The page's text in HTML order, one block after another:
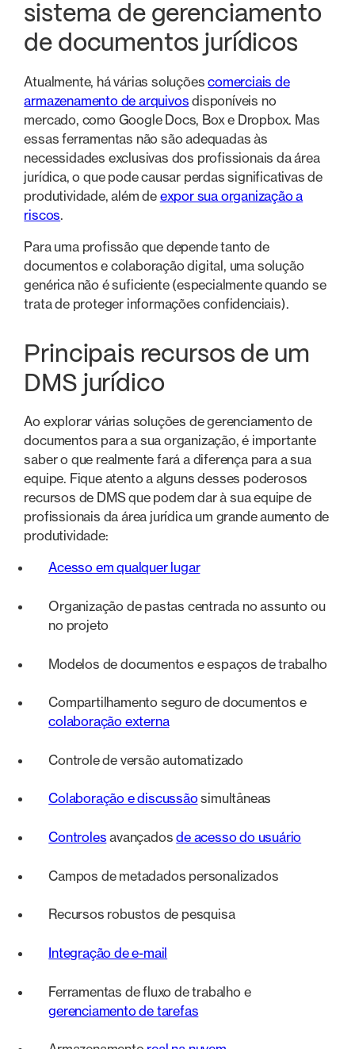
sistema de gerenciamento
de documentos jurídicos
Atualmente, há várias soluçõescomerciais de
armazenamento de arquivos disponíveis no
mercado, como Google Docs, Box e Dropbox. Mas
essas ferramentas não são adequadas às
necessidades exclusivas dos profissionais da área
jurídica, o que pode causar perdas significativas de
produtividade, além de expor sua organização a
riscos.
Para uma profissão que depende tanto de
documentos e colaboração digital, uma solução
genérica não é suficiente (especialmente quando se
trata de proteger informações confidenciais).
Principais recursos de um
DMS jurídico
Ao explorar várias soluções de gerenciamento de
documentos para a sua organização, é importante
saber o que realmente fará a diferença para a sua
equipe. Fique atento a alguns desses poderosos
recursos de DMS que podem dar à sua equipe de
profissionais da área jurídica um grande aumento de
produtividade:
Acesso em qualquer lugar
Organização de pastas centrada no assunto ou
no projeto
Modelos de documentos e espaços de trabalho
Compartilhamento seguro de documentos e
colaboração externa
Controle de versão automatizado
Colaboração e discussãosimultâneas
Controles avançadosde acesso do usuário
Campos de metadados personalizados
Recursos robustos de pesquisa
Integração de e-mail
Ferramentas de fluxo de trabalho e
gerenciamento de tarefas